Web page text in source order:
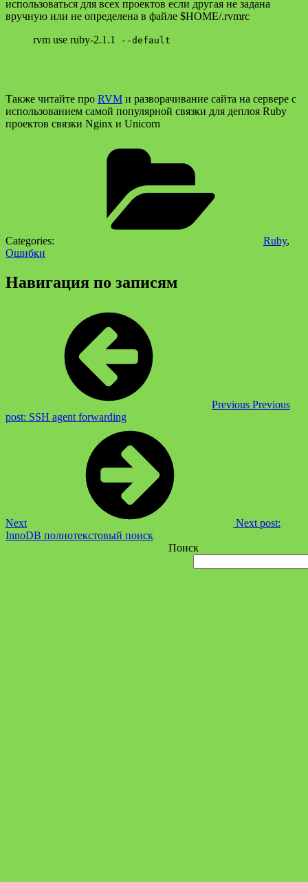
использоваться для всех проектов если другая не задана
вручную или не определена в файле $HOME/.rvmrc
rvm use ruby-2.1.1
--default
Также читайте про RVM и разворачивание сайта на сервере с
использованием самой популярной связки для деплоя Ruby
проектов связки Nginx и Unicorn
Categories: Ruby,
Ошибки
Навигация по записям
Previous Previous
post: SSH agent forwarding
Next
Next post:
InnoDB полнотекстовый поиск
Поиск